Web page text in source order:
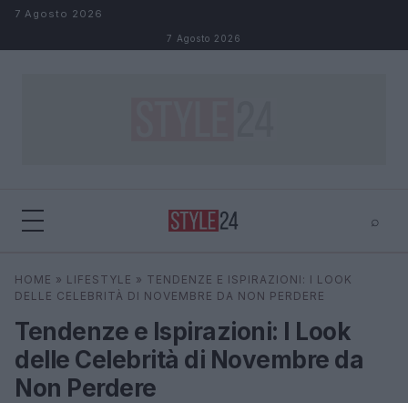
Salta al contenuto
7 Agosto 2026
7 Agosto 2026
⌕
Cerca ⌕
HOME » LIFESTYLE » TENDENZE E ISPIRAZIONI: I LOOK
DELLE CELEBRITÀ DI NOVEMBRE DA NON PERDERE
Tendenze e Ispirazioni: I Look
delle Celebrità di Novembre da
Non Perdere